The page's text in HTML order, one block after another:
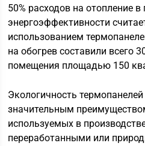
50% расходов на отопление
энергоэффективности
использованием
на обогрев составили всего
помещения площадью 150
Экологичность термопанелей
значительным
используемых в
переработанными или